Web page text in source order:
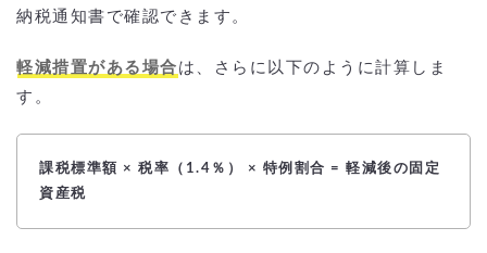
納税通知書で確認できます。
軽減措置がある場合 は、さらに以下のように計算しま
す。
課税標準額 × 税率（1.4％） × 特例割合 = 軽減後の固定
資産税